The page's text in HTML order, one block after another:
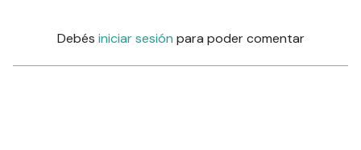
Debés iniciar sesión para poder comentar